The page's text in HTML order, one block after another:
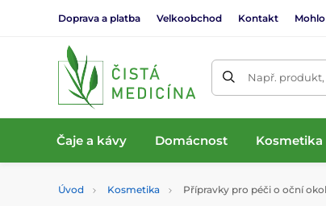
Doprava a platba Velkoobchod Kontakt
Např.
Čaje a kávy Domácnost Kosmetika
Úvod Kosmetika Přípravky pro péči o oční